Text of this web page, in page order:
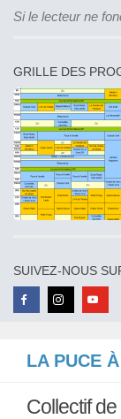
LA PUCE
Collectif
Si le lecteur ne
GRILLE DES
SUIVEZ-NOUS